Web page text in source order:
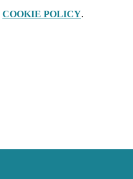
COOKIE POLICY.